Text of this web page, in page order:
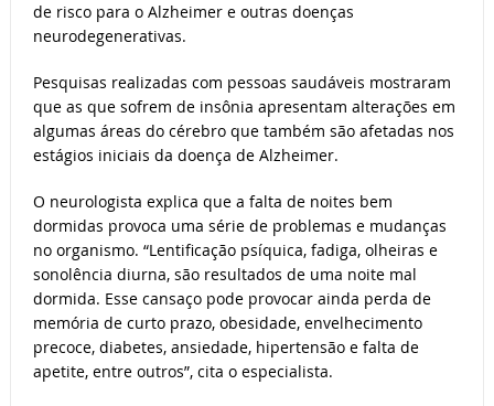
de risco para o Alzheimer e outras doenças
neurodegenerativas.
Pesquisas realizadas com pessoas saudáveis ​​mostraram
que as que sofrem de insônia apresentam alterações em
algumas áreas do cérebro que também são afetadas nos
estágios iniciais da doença de Alzheimer.
O neurologista explica que a falta de noites bem
dormidas provoca uma série de problemas e mudanças
no organismo. “Lentificação psíquica, fadiga, olheiras e
sonolência diurna, são resultados de uma noite mal
dormida. Esse cansaço pode provocar ainda perda de
memória de curto prazo, obesidade, envelhecimento
precoce, diabetes, ansiedade, hipertensão e falta de
apetite, entre outros”, cita o especialista.